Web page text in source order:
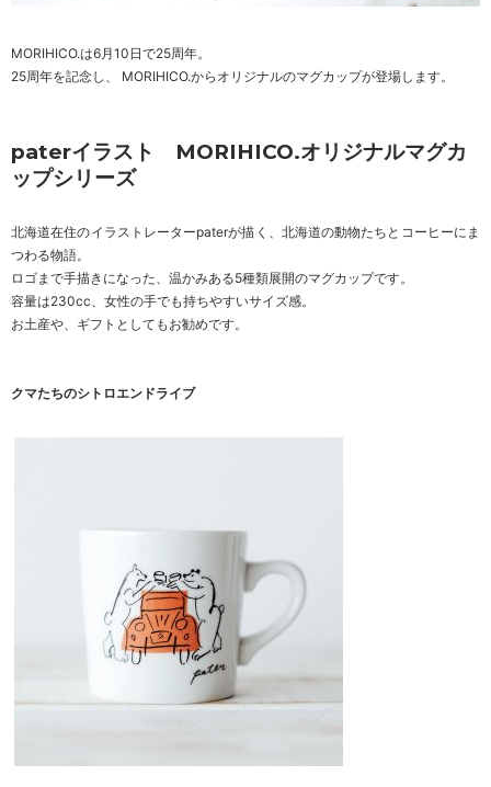
MORIHICO.は6月10日で25周年。
25周年を記念し、 MORIHICO.からオリジナルのマグカップが登場します。
paterイラスト MORIHICO.オリジナルマグカ
ップシリーズ
北海道在住のイラストレーターpaterが描く、北海道の動物たちとコーヒーにま
つわる物語。
ロゴまで手描きになった、温かみある5種類展開のマグカップです。
容量は230cc、女性の手でも持ちやすいサイズ感。
お土産や、ギフトとしてもお勧めです。
クマたちのシトロエンドライブ